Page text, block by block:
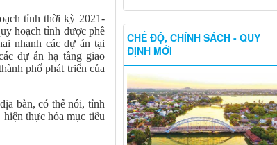
tỉnh thời kỳ 2021-
hoạch tỉnh được phê
nhanh các dự án tại
dự án hạ tầng giao
phố phát triển của
bàn, có thể nói, tỉnh
thực hóa mục tiêu
CHẾ ĐỘ, CHÍNH SÁCH - QUY
ĐỊNH MỚI